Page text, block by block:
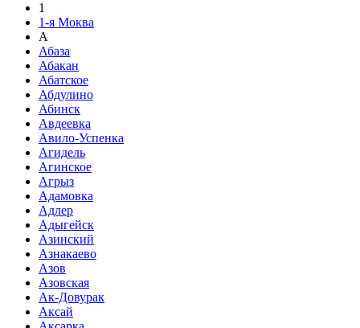
1
1-я Моква
А
Абаза
Абакан
Абатское
Абдулино
Абинск
Авдеевка
Авило-Успенка
Агидель
Агинское
Агрыз
Адамовка
Адлер
Адыгейск
Азинский
Азнакаево
Азов
Азовская
Ак-Довурак
Аксай